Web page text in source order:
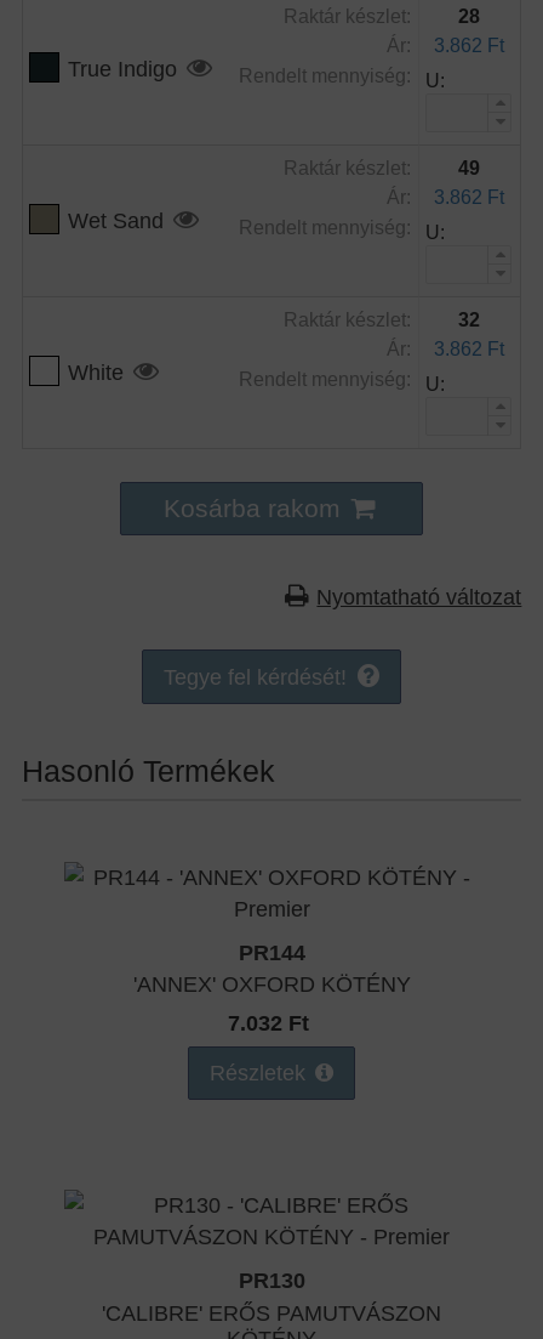
True Indigo
Raktár készlet:
Ár:
Rendelt mennyiség:
28
3.862 Ft
U:
Wet Sand
Raktár készlet:
Ár:
Rendelt mennyiség:
49
3.862 Ft
U:
White
Raktár készlet:
Ár:
Rendelt mennyiség:
32
3.862 Ft
U:
Kosárba rakom
Nyomtatható változat
Tegye fel kérdését!
Hasonló Termékek
PR144
'ANNEX' OXFORD KÖTÉNY
7.032 Ft
Részletek
PR130
'CALIBRE' ERŐS PAMUTVÁSZON